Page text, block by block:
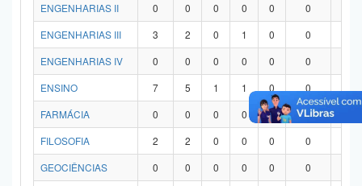
ENGENHARIAS II
0 0 0 0 0 0
ENGENHARIAS III
3 2 0 1 0 0
ENGENHARIAS IV
0 0 0 0 0 0
ENSINO
7 5 1 1 0 0
FARMÁCIA
0 0 0 0 0 0
FILOSOFIA
2 2 0 0 0 0
GEOCIÊNCIAS
0 0 0 0 0 0